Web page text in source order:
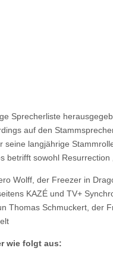
Sprecherliste
auf den
langjährige
sowohl Resurrection
Wolff, der Freezer in
KAZÉ und TV+
Thomas Schmuckert, der
wie folgt aus: